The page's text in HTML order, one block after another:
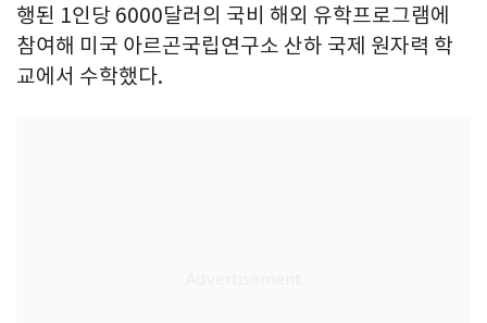
행된 1인당 6000달러의 국비 해외 유학프로그램에
참여해 미국 아르곤국립연구소 산하 국제 원자력 학
교에서 수학했다.